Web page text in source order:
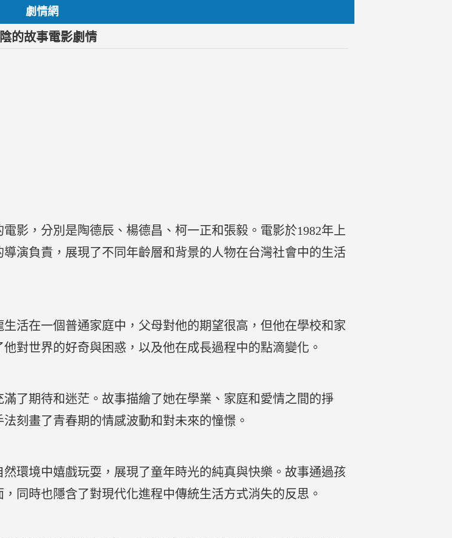
劇情網
的故事電影劇情
影，分別是陶德辰、楊德昌、柯一正和張毅。電影於1982年上
演負責，展現了不同年齡層和背景的人物在台灣社會中的生活
活在一個普通家庭中，父母對他的期望很高，但他在學校和家
對世界的好奇與困惑，以及他在成長過程中的點滴變化。
了期待和迷茫。故事描繪了她在學業、家庭和愛情之間的掙
刻畫了青春期的情感波動和對未來的憧憬。
環境中嬉戲玩耍，展現了童年時光的純真與快樂。故事通過孩
同時也隱含了對現代化進程中傳統生活方式消失的反思。